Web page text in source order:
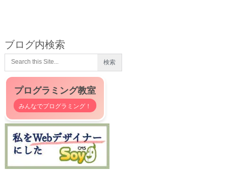
ブログ内検索
プログラミング教室
みんなでプログラミング！